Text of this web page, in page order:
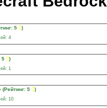
5 )
4
5 )
1
(Рейтинг: 5 )
10